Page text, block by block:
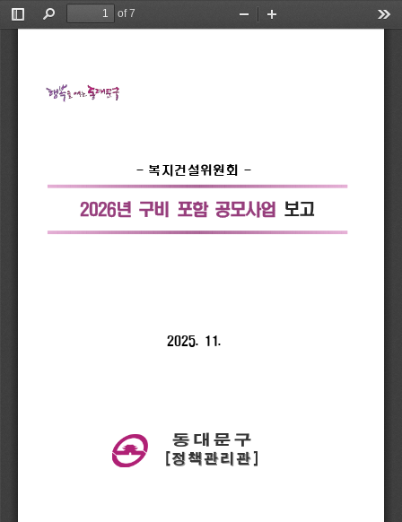
Toggle
Find
of 7
Zoom
- 복지건설위원회 -
2026년 구비 포함 공모사업 보고
2025. 11.
동대문구
동대문구
동대문구
[ 정책관리관]
정책관리관]
[ 정책관리관 ]